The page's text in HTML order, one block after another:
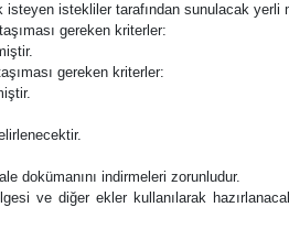
istekliler tarafından sunulacak yerli
gereken kriterler:
gereken kriterler:
dokümanını indirmeleri zorunludur.
ve diğer ekler kullanılarak